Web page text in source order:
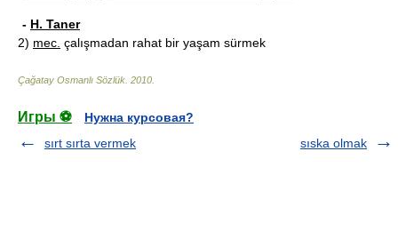
- H. Taner
2) mec. çalışmadan rahat bir yaşam sürmek
Çağatay Osmanlı Sözlük 2010
Игры ⚽
Нужна курсовая?
sırt sırta vermek
sıska olmak